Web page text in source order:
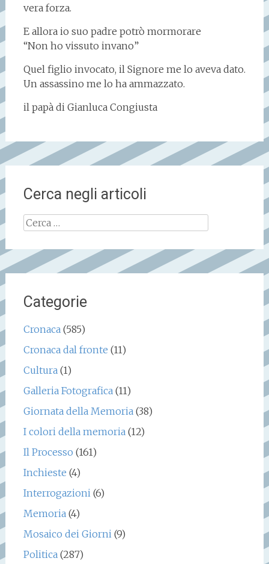
vera forza.
E allora io suo padre potrò mormorare
“Non ho vissuto invano”
Quel figlio invocato, il Signore me lo aveva dato.
Un assassino me lo ha ammazzato.
il papà di Gianluca Congiusta
Cerca negli articoli
Ricerca
Categorie
Cronaca(585)
Cronaca dal fronte (11)
Cultura(1)
Galleria Fotografica(11)
Giornata della Memoria(38)
I colori della memoria(12)
Il Processo (161)
Inchieste (4)
Interrogazioni(6)
Memoria(4)
Mosaico dei Giorni(9)
Politica(287)